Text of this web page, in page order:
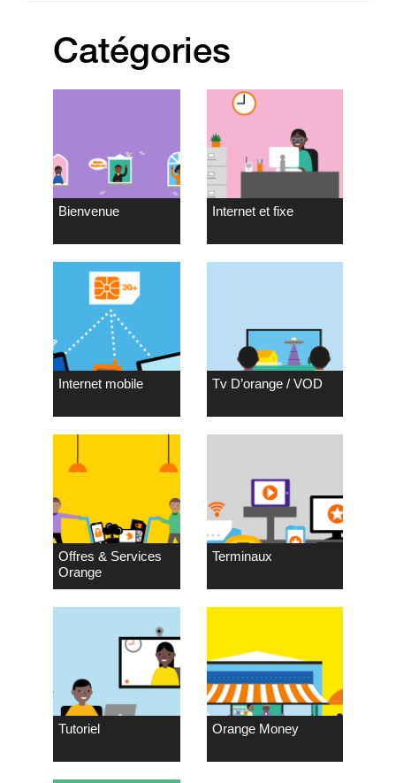
Catégories
Bienvenue Internet et fixe
Internet mobile Tv D’orange / VOD
Offres & Services
Orange
Terminaux
Tutoriel Orange Money